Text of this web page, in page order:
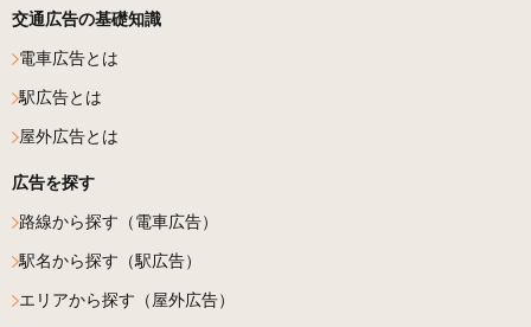
交通広告の基礎知識
電車広告とは
駅広告とは
屋外広告とは
広告を探す
路線から探す（電車広告）
駅名から探す（駅広告）
エリアから探す（屋外広告）